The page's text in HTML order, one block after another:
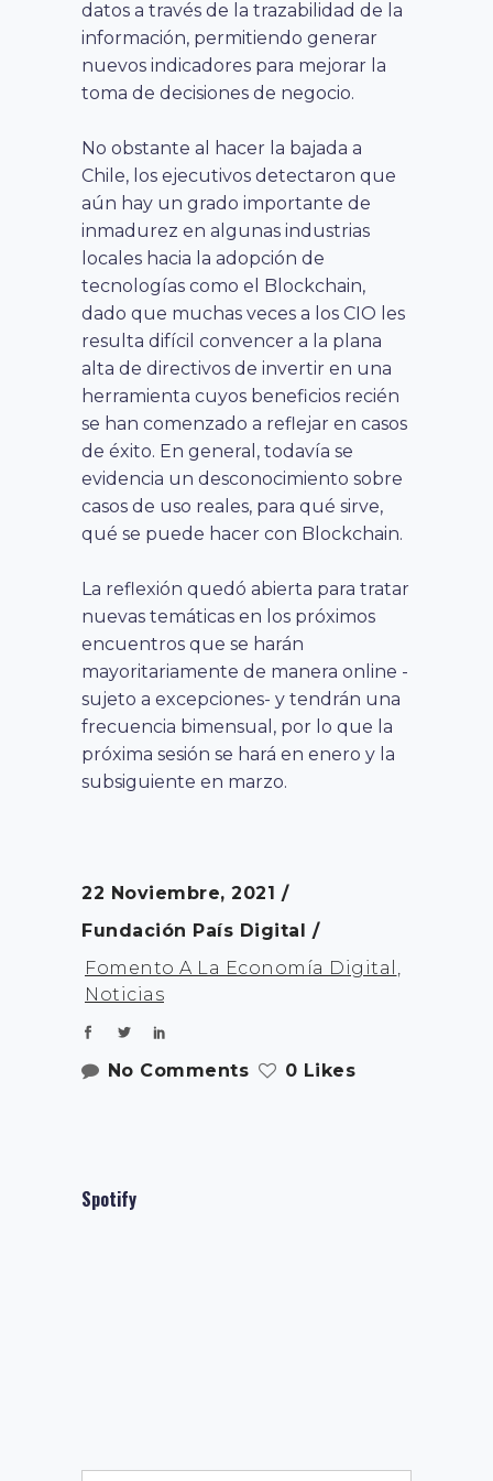
datos a través de la trazabilidad de la
información, permitiendo generar
nuevos indicadores para mejorar la
toma de decisiones de negocio.
No obstante al hacer la bajada a
Chile, los ejecutivos detectaron que
aún hay un grado importante de
inmadurez en algunas industrias
locales hacia la adopción de
tecnologías como el Blockchain,
dado que muchas veces a los CIO les
resulta difícil convencer a la plana
alta de directivos de invertir en una
herramienta cuyos beneficios recién
se han comenzado a reflejar en casos
de éxito. En general, todavía se
evidencia un desconocimiento sobre
casos de uso reales, para qué sirve,
qué se puede hacer con Blockchain.
La reflexión quedó abierta para tratar
nuevas temáticas en los próximos
encuentros que se harán
mayoritariamente de manera online -
sujeto a excepciones- y tendrán una
frecuencia bimensual, por lo que la
próxima sesión se hará en enero y la
subsiguiente en marzo.
22 Noviembre, 2021
Fundación País Digital
Fomento A La Economía Digital ,
Noticias
No Comments 0 Likes
Spotify